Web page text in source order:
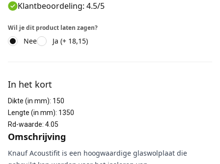
Klantbeoordeling: 4.5/5
Wil je dit product laten zagen?
Nee Ja (+ 18,15)
In het kort
Dikte (in mm): 150
Lengte (in mm): 1350
Rd-waarde: 4.05
Omschrijving
Knauf Acoustifit is een hoogwaardige glaswolplaat die